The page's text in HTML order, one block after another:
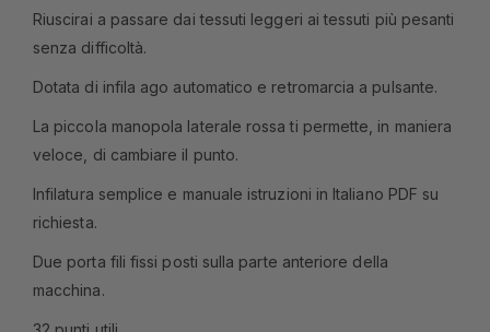
Riuscirai a passare dai tessuti leggeri ai tessuti più pesanti
senza difficoltà.
Dotata di infila ago automatico e retromarcia a pulsante.
La piccola manopola laterale rossa ti permette, in maniera
veloce, di cambiare il punto.
Infilatura semplice e manuale istruzioni in Italiano PDF su
richiesta.
Due porta fili fissi posti sulla parte anteriore della
macchina.